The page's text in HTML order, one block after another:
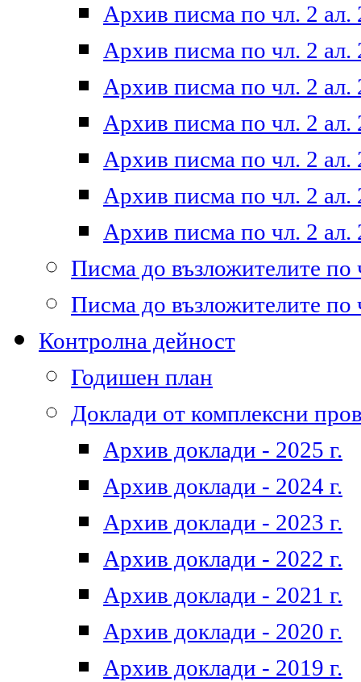
Архив писма по чл. 2 ал.
Архив писма по чл. 2 ал.
Архив писма по чл. 2 ал.
Архив писма по чл. 2 ал.
Архив писма по чл. 2 ал.
Архив писма по чл. 2 ал.
Архив писма по чл. 2 ал.
Писма до възложителите по
Писма до възложителите по
Контролна дейност
Годишен план
Доклади от комплексни
Архив доклади - 2025 г.
Архив доклади - 2024 г.
Архив доклади - 2023 г.
Архив доклади - 2022 г.
Архив доклади - 2021 г.
Архив доклади - 2020 г.
Архив доклади - 2019 г.